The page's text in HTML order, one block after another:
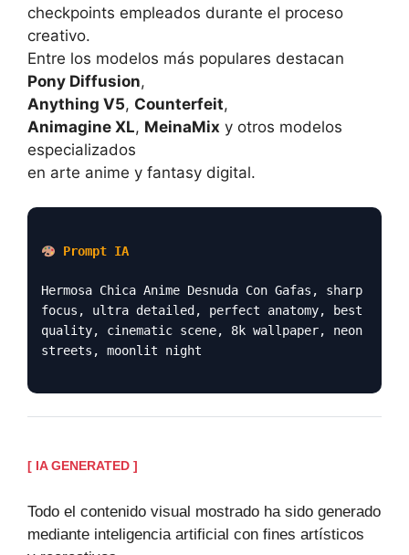
checkpoints empleados durante el proceso
creativo.
Entre los modelos más populares destacan
Pony Diffusion,
Anything V5, Counterfeit,
Animagine XL, MeinaMix y otros modelos
especializados
en arte anime y fantasy digital.
Prompt IA
Hermosa Chica Anime Desnuda Con Gafas, sharp
focus, ultra detailed, perfect anatomy, best
quality, cinematic scene, 8k wallpaper, neon
streets, moonlit night
[ IA GENERATED ]
Todo el contenido visual mostrado ha sido generado
mediante inteligencia artificial con fines artísticos